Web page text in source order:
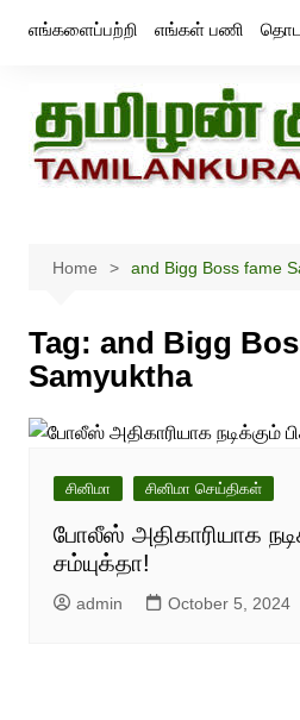
எங்களைப்பற்றி எங்கள் பணி
Home and Bigg Boss fame
Tag: and Bigg
Samyuktha
சினிமா சினிமா செய்திகள்
போலீஸ் அதிகாரியாக
சம்யுக்தா!
admin October 5, 2024